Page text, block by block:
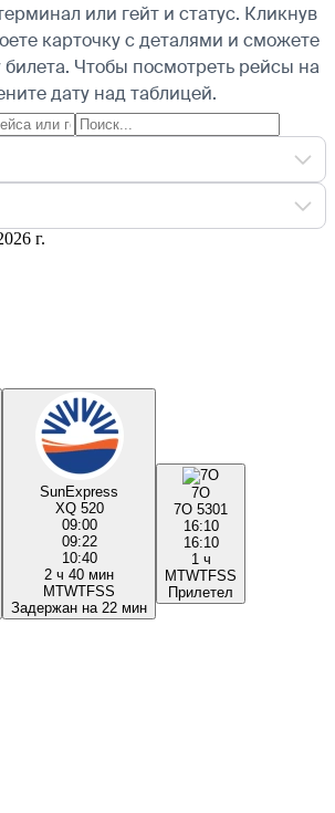
или гейт и статус. Кликнув
карточку с деталями и сможете
Чтобы посмотреть рейсы на
дату над таблицей.
г.
SunExpress
XQ 520
09:00
09:22
10:40
2 ч 40 мин
MTWTFSS
Задержан на 22 мин
7O
7O 5301
16:10
16:10
1 ч
MTWTFSS
Прилетел